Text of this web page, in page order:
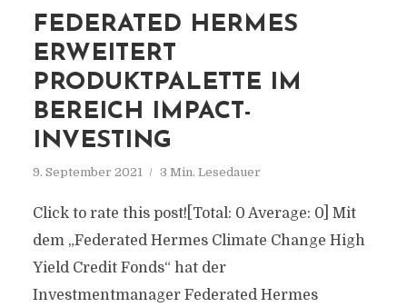
FEDERATED HERMES
ERWEITERT
PRODUKTPALETTE IM
BEREICH IMPACT-
INVESTING
9. September 2021 3 Min. Lesedauer
Click to rate this post![Total: 0 Average: 0] Mit
dem „Federated Hermes Climate Change High
Yield Credit Fonds“ hat der
Investmentmanager Federated Hermes